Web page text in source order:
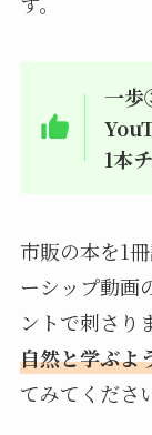
一歩
1本
市販の本を1
ーシップ動画
ントで刺さり
自然と学ぶよ
てみてくださ